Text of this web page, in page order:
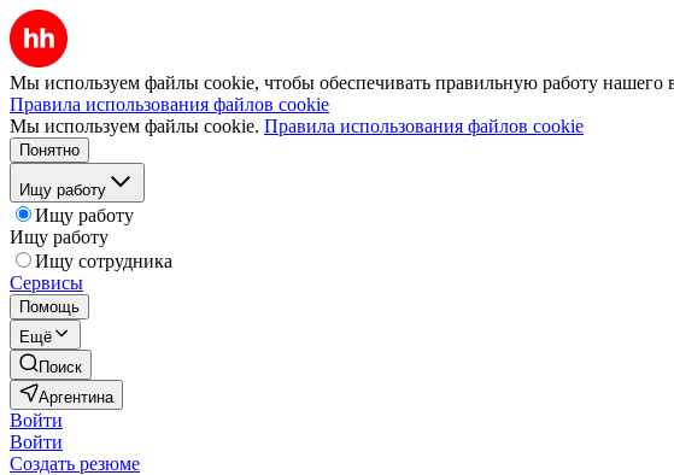
Мы используем файлы cookie, чтобы обеспечивать правильную работу нашего
Правила использования файлов cookie
Мы используем файлы cookie. Правила использования файлов cookie
Понятно
Ищу работу
Ищу работу
Ищу работу
Ищу сотрудника
Сервисы
Помощь
Ещё
Поиск
Аргентина
Войти
Войти
Создать резюме